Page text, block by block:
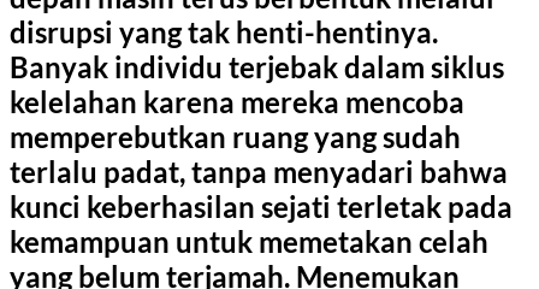
disrupsi yang tak henti-hentinya.
Banyak individu terjebak dalam siklus
kelelahan karena mereka mencoba
memperebutkan ruang yang sudah
terlalu padat, tanpa menyadari bahwa
kunci keberhasilan sejati terletak pada
kemampuan untuk memetakan celah
yang belum terjamah. Menemukan